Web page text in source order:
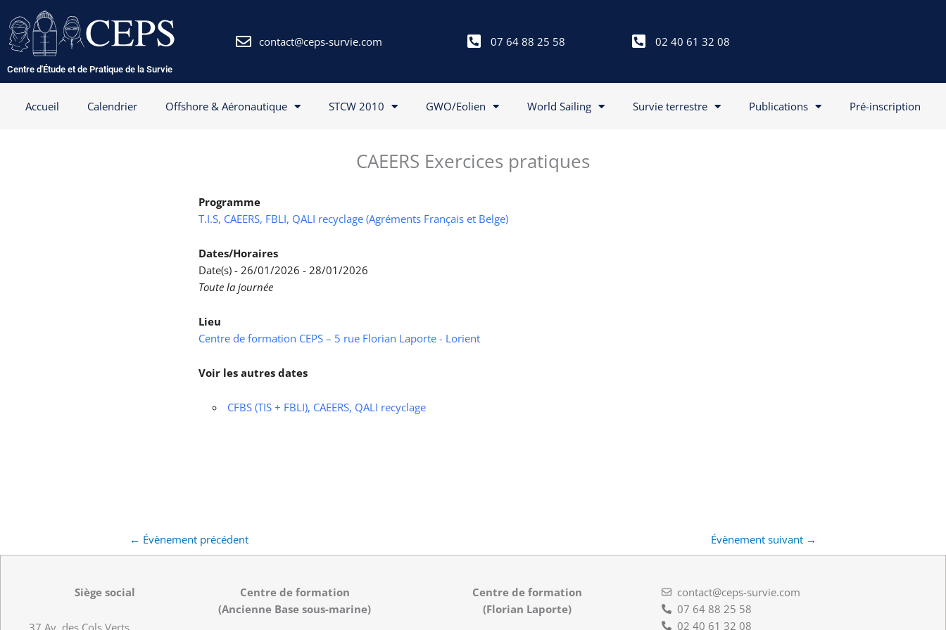
au
contenu
Centre d'Étude et de Pratique de la Survie
contact@ceps-survie.com 07 64 88 25 58 02 40 61 32 08
Accueil Calendrier Offshore & Aéronautique STCW 2010 GWO/Eolien World Sailing Survie terrestre Publications Pré-inscription
CAEERS Exercices pratiques
Programme
T.I.S, CAEERS, FBLI, QALI recyclage (Agréments Français et Belge)
Dates/Horaires
Date(s) - 26/01/2026 - 28/01/2026
Toute la journée
Lieu
Centre de formation CEPS – 5 rue Florian Laporte - Lorient
Voir les autres dates
CFBS (TIS + FBLI), CAEERS, QALI recyclage
← Évènement précédent Évènement suivant →
Siège social
Centre de formation
(Ancienne Base sous-marine)
Centre de formation
(Florian Laporte)
contact@ceps-survie.com
07 64 88 25 58
02 40 61 32 08